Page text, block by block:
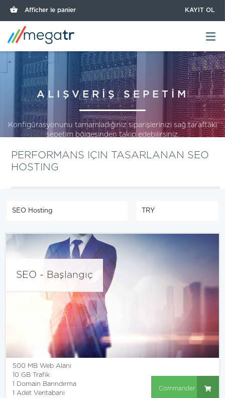
Afficher le panier KAYIT OL
ALIŞVERİŞ SEPETİM
Konfigürasyonunu tamamladığınız siparişlerinizi sağ taraftaki
sepetim bölgesinden takip edebilirsiniz.
PERFORMANS IÇIN TASARLANAN SEO
HOSTING
SEO - Başlangıç
Commander
500 MB Web Alanı
10 GB Trafik
1 Domain Barındırma
1 Adet Veritabanı